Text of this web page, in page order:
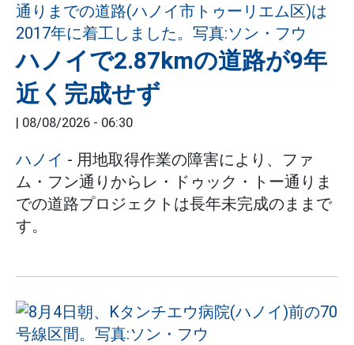
ハノイで2.87kmの道路が9年
近く完成せず
| 08/08/2026 - 06:30
ハノイ - 用地取得作業の障害により、ファ
ム・フン通りからレ・ドゥック・トー通りま
での道路プロジェクトは長年未完成のままで
す。